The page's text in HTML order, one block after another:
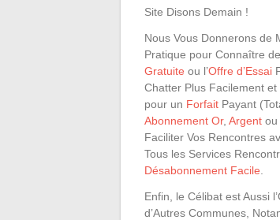
Site Disons Demain !
Nous Vous Donnerons de
Pratique pour Connaître
Gratuite ou l’Offre d’Essai
Chatter Plus Facilement
pour un Forfait Payant
Abonnement Or, Argent ou
Faciliter Vos Rencontres
Tous les Services
Désabonnement Facile
Enfin, le Célibat est Aussi
d’Autres Communes,